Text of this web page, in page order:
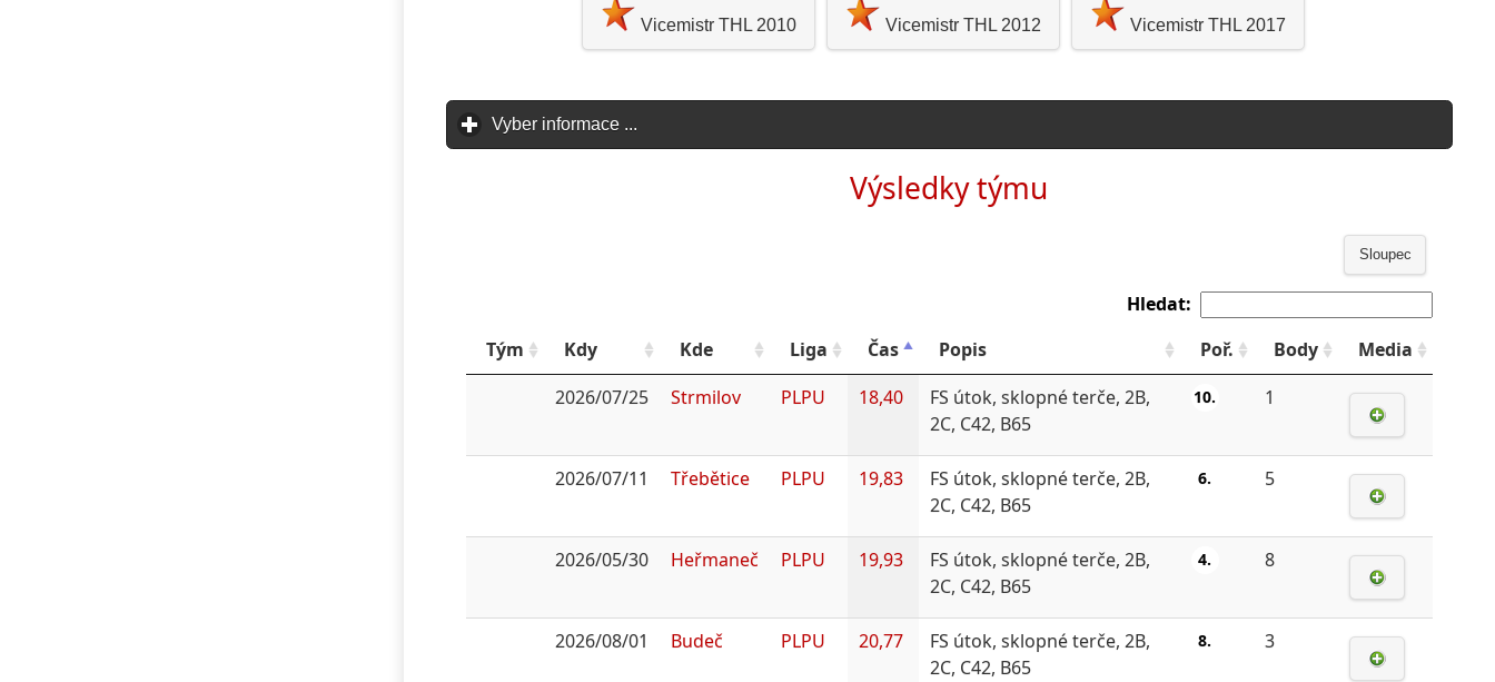
Vicemistr THL 2010 Vicemistr THL 2012 Vicemistr THL 2017
Vyber informace ...
Výsledky týmu
Sloupec
Hledat:
Tým
Kdy Kde Liga Čas Popis Poř. Body
Media
2026/07/25
Strmilov PLPU 18,40
FS útok, sklopné terče, 2B,
2C, C42, B65
10. 1
2026/07/11 Třebětice PLPU 19,83
FS útok, sklopné terče, 2B,
2C, C42, B65
6. 5
2026/05/30 Heřmaneč PLPU 19,93
FS útok, sklopné terče, 2B,
2C, C42, B65
4. 8
2026/08/01 Budeč PLPU 20,77
FS útok, sklopné terče, 2B,
2C, C42, B65
8. 3